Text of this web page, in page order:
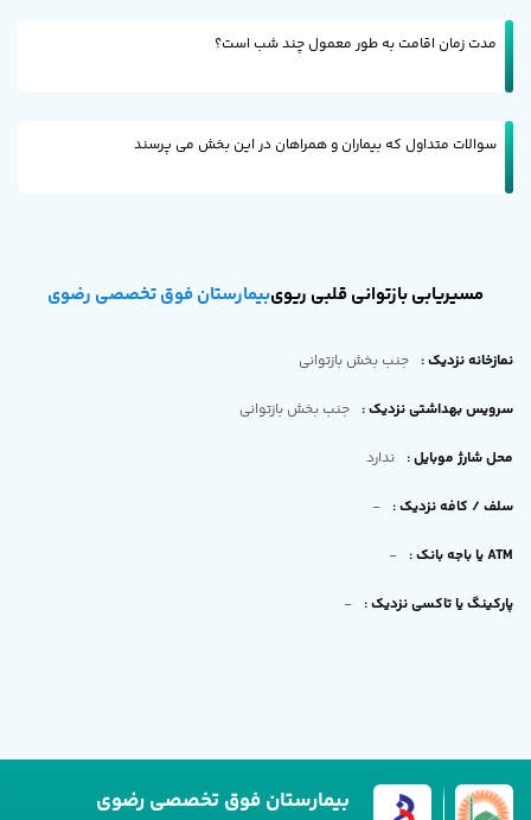
مدت زمان اقامت به طور معمول چند شب است؟
سوالات متداول که بیماران و همراهان در این بخش می پرسند
مسیریابی بازتوانی قلبی ریویبیمارستان فوق تخصصی رضوی
نمازخانه نزدیک: جنب بخش بازتوانی
سرویس بهداشتی نزدیک: جنب بخش بازتوانی
محل شارژ موبایل: ندارد
سلف / کافه نزدیک:
-
ATM یا باجه بانک :
-
پارکینگ یا تاکسی نزدیک:
-
بیمارستان فوق تخصصی رضوی